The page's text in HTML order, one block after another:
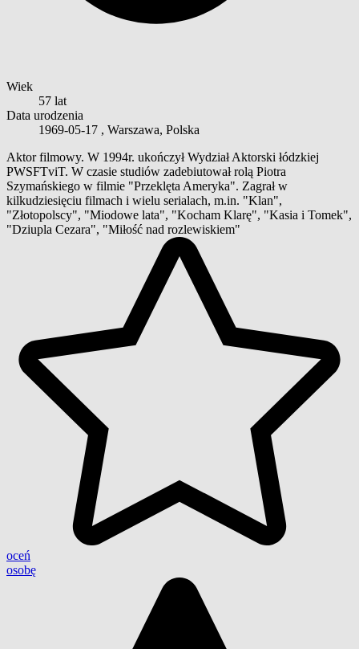
Wiek
57 lat
Data urodzenia
1969-05-17 , Warszawa, Polska
Aktor filmowy. W 1994r. ukończył Wydział Aktorski łódzkiej
PWSFTviT. W czasie studiów zadebiutował rolą Piotra
Szymańskiego w filmie "Przeklęta Ameryka". Zagrał w
kilkudziesięciu filmach i wielu serialach, m.in. "Klan",
"Złotopolscy", "Miodowe lata", "Kocham Klarę", "Kasia i Tomek",
"Dziupla Cezara", "Miłość nad rozlewiskiem"
oceń
osobę